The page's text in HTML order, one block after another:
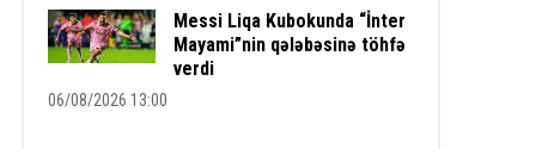
Messi Liqa Kubokunda “İnter
Mayami”nin qələbəsinə töhfə
verdi
06/08/2026 13:00